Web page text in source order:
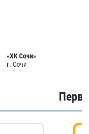
«ХК Сочи»
г. Сочи